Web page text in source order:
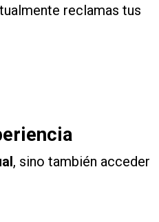
reclamas tus
, sino también acceder